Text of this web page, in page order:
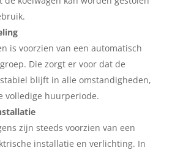
is voorzien van een automatisch
Die zorgt er voor dat de
blijft in alle omstandigheden,
volledige huurperiode.
zijn steeds voorzien van een
installatie en verlichting. In